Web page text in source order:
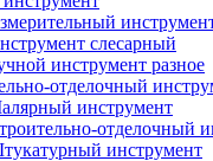
слесарный
инструмент разное
отделочный
инструмент
отделочный
инструмент